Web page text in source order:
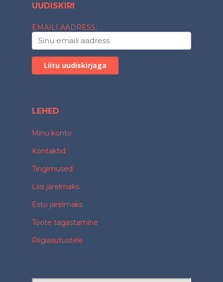
UUDISKIRI
EMAILI AADRESS:
LEHED
Minu konto
Kontaktid
Tingimused
Liisi järelmaks
Esto järelmaks
Toote tagastamine
Riigiasutustele